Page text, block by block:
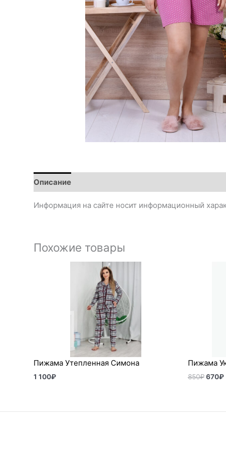
Описание
Информация на сайте носит информационный
Похожие товары
Пижама Утепленная Симона
1 100₽
Пижама
850₽ 670₽